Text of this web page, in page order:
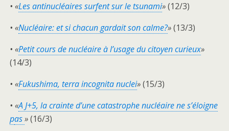
• «Les antinucléaires surfent sur le tsunami»(12/3)
• «Nucléaire: et si chacun gardait son calme?»(13/3)
• «Petit cours de nucléaire à l’usage du citoyen curieux»
(14/3)
• «Fukushima, terra incognita nuclei»(15/3)
• «A J+5, la crainte d’une catastrophe nucléaire ne s’éloigne
pas»(16/3)